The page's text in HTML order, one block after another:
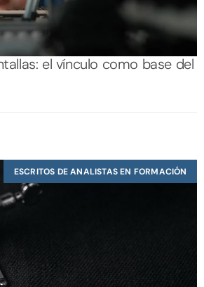
el vínculo como base del
ESCRITOS DE ANALISTAS EN FORMACIÓN